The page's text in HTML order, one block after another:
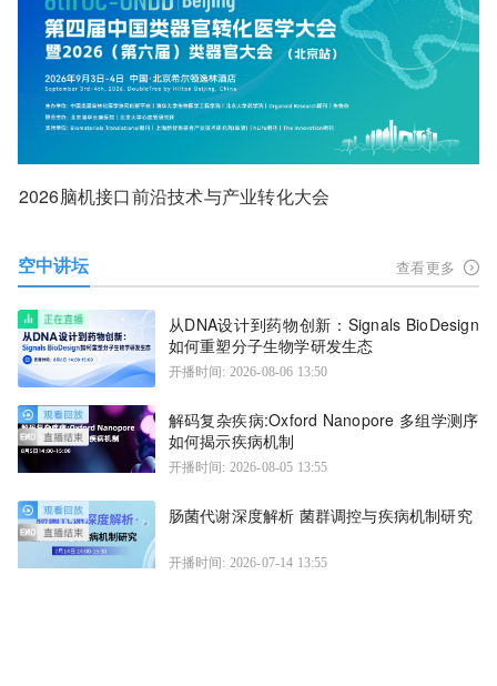
2026脑机接口前沿技术与产业转化大会
空中讲坛 查看更多
从DNA设计到药物创新：Signals BioDesign
如何重塑分子生物学研发生态
开播时间: 2026-08-06 13:50
解码复杂疾病:Oxford Nanopore 多组学测序
如何揭示疾病机制
开播时间: 2026-08-05 13:55
肠菌代谢深度解析 菌群调控与疾病机制研究
开播时间: 2026-07-14 13:55